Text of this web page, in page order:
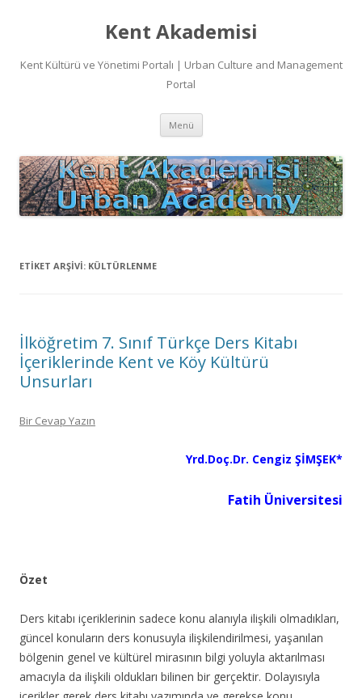
Kent Akademisi
Kent Kültürü ve Yönetimi Portalı | Urban Culture and Management
Portal
Menü İçeriğe
ETIKET ARŞIVI: KÜLTÜRLENME
İlköğretim 7. Sınıf Türkçe Ders Kitabı
İçeriklerinde Kent ve Köy Kültürü
Unsurları
Bir Cevap Yazın
Yrd.Doç.Dr. Cengiz ŞİMŞEK*
Fatih Üniversitesi
Özet
Ders kitabı içeriklerinin sadece konu alanıyla ilişkili olmadıkları,
güncel konuların ders konusuyla ilişkilendirilmesi, yaşanılan
bölgenin genel ve kültürel mirasının bilgi yoluyla aktarılması
amacıyla da ilişkili oldukları bilinen bir gerçektir. Dolayısıyla